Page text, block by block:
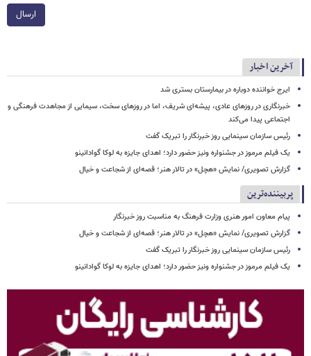
ارسال
آخرین اخبار
ایرج خواننده دوباره در بیمارستان بستری شد
خبرنگاری در روزهای عادی، پیشه‌ای شریف، اما در روزهای سخت، سیمایی از مجاهدت فرهنگی و
اجتماعی پیدا می‌کند
رئیس سازمان سینمایی روز خبرنگار را تبریک گفت
یک فیلم مرموز در جشنواره ونیز حضور دارد؛ اهدای جایزه به لوکا گوادانینو
گزارش تصویری/ نمایش «هچل» در تالار هنر؛ قصه‌ای از شجاعت و خیال
پربیننده‌ترین
پیام معاون امور هنری وزارت فرهنگ به مناسبت روز خبرنگار
گزارش تصویری/ نمایش «هچل» در تالار هنر؛ قصه‌ای از شجاعت و خیال
رئیس سازمان سینمایی روز خبرنگار را تبریک گفت
یک فیلم مرموز در جشنواره ونیز حضور دارد؛ اهدای جایزه به لوکا گوادانینو